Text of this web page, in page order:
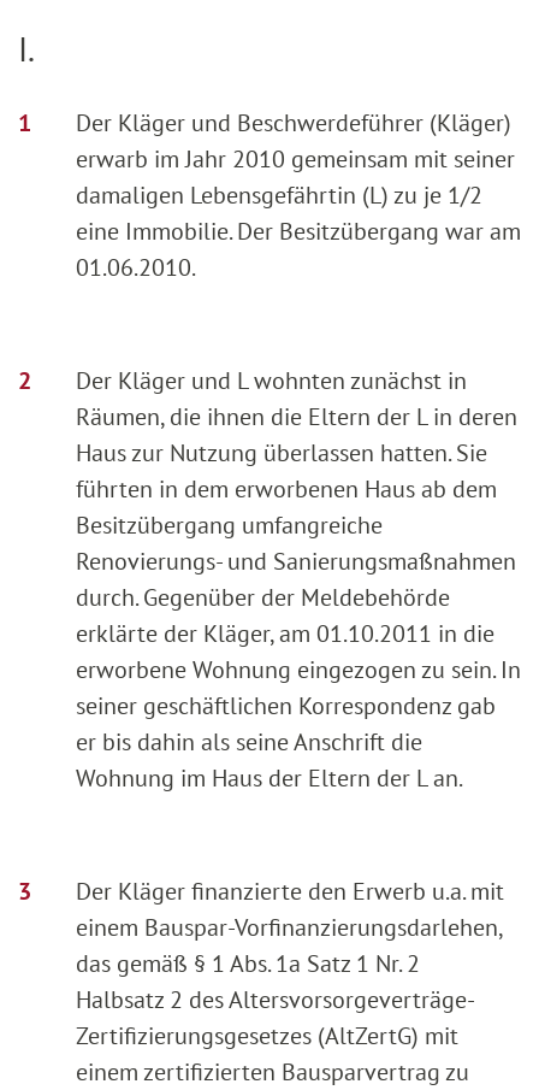
I.
Der Kläger und Beschwerdeführer (Kläger)
erwarb im Jahr 2010 gemeinsam mit seiner
damaligen Lebensgefährtin (L) zu je 1/2
eine Immobilie. Der Besitzübergang war am
01.06.2010.
Der Kläger und L wohnten zunächst in
Räumen, die ihnen die Eltern der L in deren
Haus zur Nutzung überlassen hatten. Sie
führten in dem erworbenen Haus ab dem
Besitzübergang umfangreiche
Renovierungs- und Sanierungsmaßnahmen
durch. Gegenüber der Meldebehörde
erklärte der Kläger, am 01.10.2011 in die
erworbene Wohnung eingezogen zu sein. In
seiner geschäftlichen Korrespondenz gab
er bis dahin als seine Anschrift die
Wohnung im Haus der Eltern der L an.
Der Kläger finanzierte den Erwerb u.a. mit
einem Bauspar-Vorfinanzierungsdarlehen,
das gemäß § 1 Abs. 1a Satz 1 Nr. 2
Halbsatz 2 des Altersvorsorgeverträge-
Zertifizierungsgesetzes (AltZertG) mit
einem zertifizierten Bausparvertrag zu